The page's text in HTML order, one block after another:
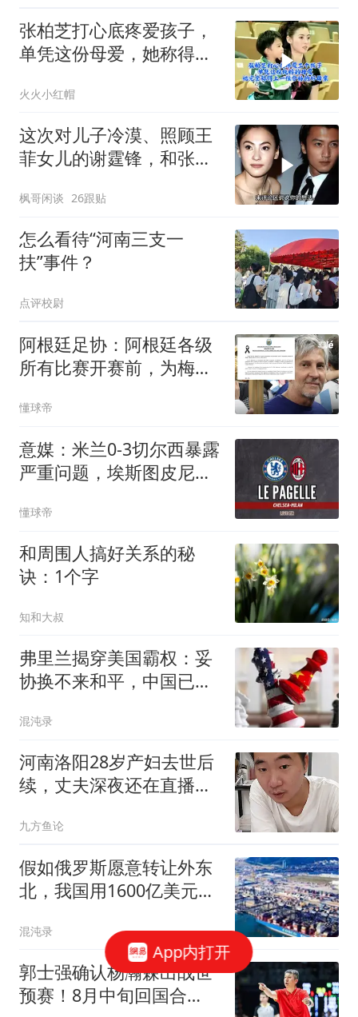
张柏芝打心底疼爱孩子，
单凭这份母爱，她称得上
火火小红帽
这次对儿子冷漠、照顾王
菲女儿的谢霆锋，和张柏
枫哥闲谈 26跟贴
怎么看待“河南三支一
扶”事件？
点评校尉
阿根廷足协：阿根廷各级
所有比赛开赛前，为梅西
懂球帝
意媒：米兰0-3切尔西暴露
严重问题，埃斯图皮尼安
懂球帝
和周围人搞好关系的秘
诀：1个字
知和大叔
弗里兰揭穿美国霸权：妥
协换不来和平，中国已经
混沌录
河南洛阳28岁产妇去世后
续，丈夫深夜还在直播，
九方鱼论
假如俄罗斯愿意转让外东
北，我国用1600亿美元买
混沌录
郭士强确认杨瀚森出战世
预赛！8月中旬回国合
App内打开